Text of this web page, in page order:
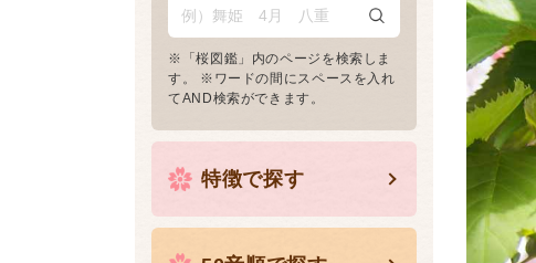
※「桜図鑑」内のページを検索しま
す。 ※ワードの間にスペースを入れ
てAND検索ができます。
特徴で探す